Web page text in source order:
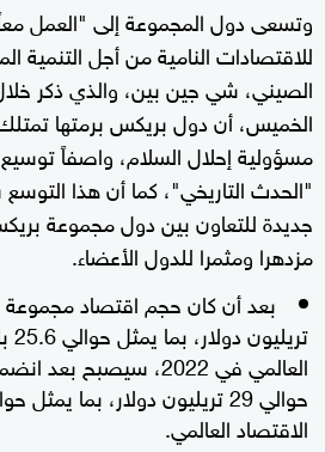
وتسعى دول المجموعة إلى "العمل
للاقتصادات النامية من أجل التنمية
الصيني، شي جين بين، والذي ذكر
الخميس، أن دول بريكس برمتها
مسؤولية إحلال السلام، واصفاً
"الحدث التاريخي"، كما أن هذا
جديدة للتعاون بين دول مجموعة
مزدهرا ومثمرا للدول الأعضاء.
العالمي في 2022،
الاقتصاد العالمي.